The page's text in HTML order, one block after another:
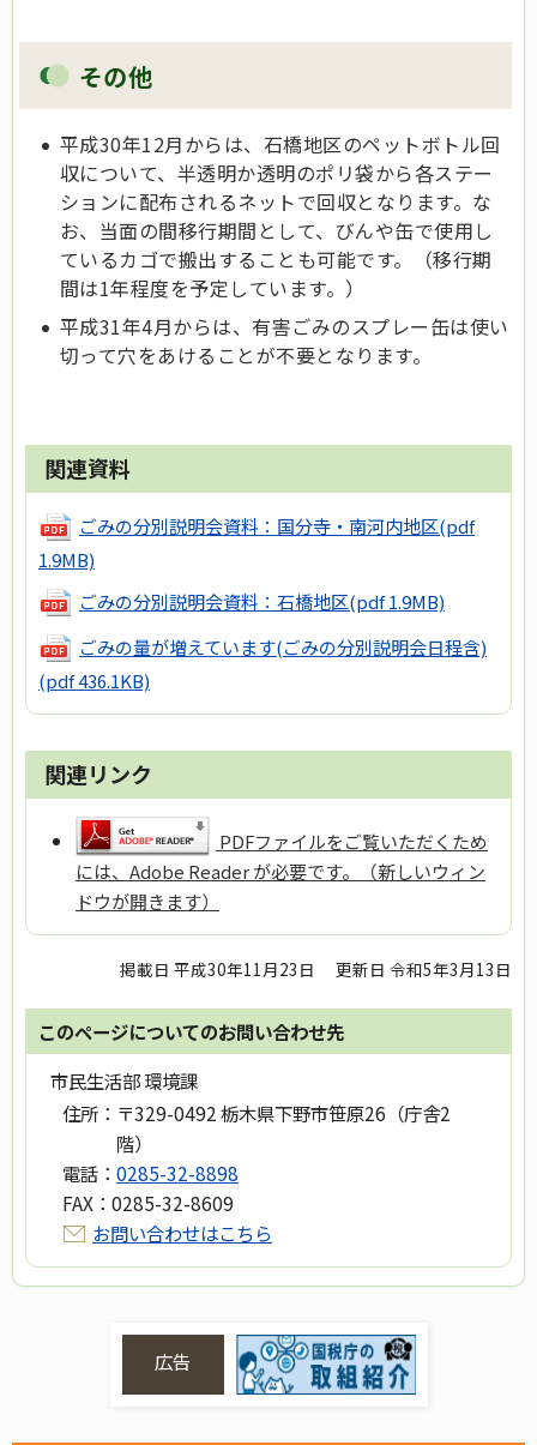
その他
平成30年12月からは、石橋地区のペットボトル回
収について、半透明か透明のポリ袋から各ステー
ションに配布されるネットで回収となります。な
お、当面の間移行期間として、びんや缶で使用し
ているカゴで搬出することも可能です。（移行期
間は1年程度を予定しています。）
平成31年4月からは、有害ごみのスプレー缶は使い
切って穴をあけることが不要となります。
関連資料
ごみの分別説明会資料：国分寺・南河内地区(pdf
1.9MB)
ごみの分別説明会資料：石橋地区(pdf 1.9MB)
ごみの量が増えています(ごみの分別説明会日程含)
(pdf 436.1KB)
関連リンク
PDFファイルをご覧いただくため
には、Adobe Reader が必要です。（新しいウィン
ドウが開きます）
掲載日 平成30年11月23日 更新日 令和5年3月13日
このページについてのお問い合わせ先
市民生活部 環境課
住所： 〒329-0492 栃木県下野市笹原26（庁舎2
階）
電話： 0285-32-8898
FAX： 0285-32-8609
お問い合わせはこちら
広告